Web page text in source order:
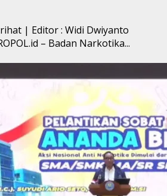
| Editor : Widi Dwiyanto
– Badan Narkotika...